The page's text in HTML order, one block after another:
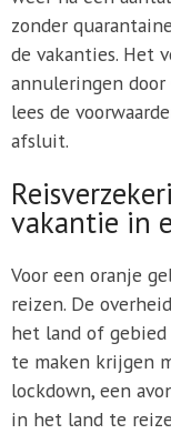
zonder
de vakanties. Het
annuleringen door
lees de
afsluit.
vakantie in
Voor een oranje
reizen. De
het land of
te maken krijgen
lockdown, een
in het land te